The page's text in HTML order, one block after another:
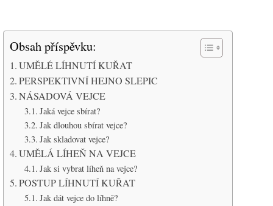
Obsah příspěvku:
UMĚLÉ LÍHNUTÍ KUŘAT
PERSPEKTIVNÍ HEJNO SLEPIC
NÁSADOVÁ VEJCE
Jaká vejce sbírat?
Jak dlouhou sbírat vejce?
Jak skladovat vejce?
UMĚLÁ LÍHEŇ NA VEJCE
Jak si vybrat líheň na vejce?
POSTUP LÍHNUTÍ KUŘAT
Jak dát vejce do líhně?